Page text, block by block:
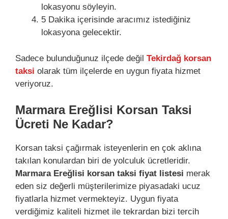
lokasyonu söyleyin.
5 Dakika içerisinde aracımız istediğiniz
lokasyona gelecektir.
Sadece bulunduğunuz ilçede değil Tekirdağ korsan
taksi olarak tüm ilçelerde en uygun fiyata hizmet
veriyoruz.
Marmara Ereğlisi Korsan Taksi
Ücreti Ne Kadar?
Korsan taksi çağırmak isteyenlerin en çok aklına
takılan konulardan biri de yolculuk ücretleridir.
Marmara Ereğlisi korsan taksi fiyat listesi merak
eden siz değerli müşterilerimize piyasadaki ucuz
fiyatlarla hizmet vermekteyiz. Uygun fiyata
verdiğimiz kaliteli hizmet ile tekrardan bizi tercih